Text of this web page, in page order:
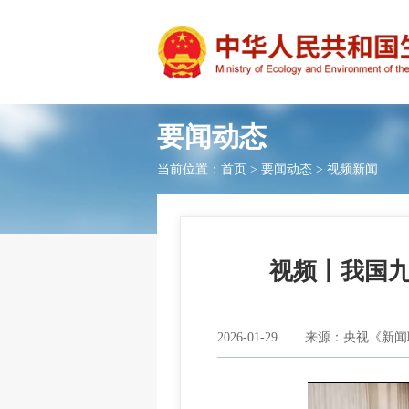
要闻动态
当前位置： 首页 > 要闻动态 > 视频新闻
视频丨我国
2026-01-29 来源：央视《新